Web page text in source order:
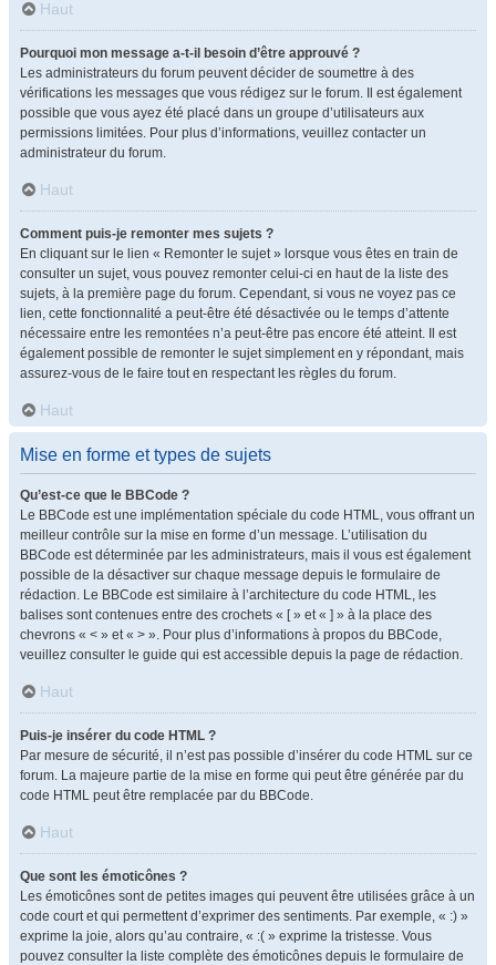
Haut
Pourquoi mon message a-t-il besoin d’être approuvé ?
Les administrateurs du forum peuvent décider de soumettre à des
vérifications les messages que vous rédigez sur le forum. Il est également
possible que vous ayez été placé dans un groupe d’utilisateurs aux
permissions limitées. Pour plus d’informations, veuillez contacter un
administrateur du forum.
Haut
Comment puis-je remonter mes sujets ?
En cliquant sur le lien « Remonter le sujet » lorsque vous êtes en train de
consulter un sujet, vous pouvez remonter celui-ci en haut de la liste des
sujets, à la première page du forum. Cependant, si vous ne voyez pas ce
lien, cette fonctionnalité a peut-être été désactivée ou le temps d’attente
nécessaire entre les remontées n’a peut-être pas encore été atteint. Il est
également possible de remonter le sujet simplement en y répondant, mais
assurez-vous de le faire tout en respectant les règles du forum.
Haut
Mise en forme et types de sujets
Qu’est-ce que le BBCode ?
Le BBCode est une implémentation spéciale du code HTML, vous offrant un
meilleur contrôle sur la mise en forme d’un message. L’utilisation du
BBCode est déterminée par les administrateurs, mais il vous est également
possible de la désactiver sur chaque message depuis le formulaire de
rédaction. Le BBCode est similaire à l’architecture du code HTML, les
balises sont contenues entre des crochets « [ » et « ] » à la place des
chevrons « < » et « > ». Pour plus d’informations à propos du BBCode,
veuillez consulter le guide qui est accessible depuis la page de rédaction.
Haut
Puis-je insérer du code HTML ?
Par mesure de sécurité, il n’est pas possible d’insérer du code HTML sur ce
forum. La majeure partie de la mise en forme qui peut être générée par du
code HTML peut être remplacée par du BBCode.
Haut
Que sont les émoticônes ?
Les émoticônes sont de petites images qui peuvent être utilisées grâce à un
code court et qui permettent d’exprimer des sentiments. Par exemple, « :) »
exprime la joie, alors qu’au contraire, « :( » exprime la tristesse. Vous
pouvez consulter la liste complète des émoticônes depuis le formulaire de